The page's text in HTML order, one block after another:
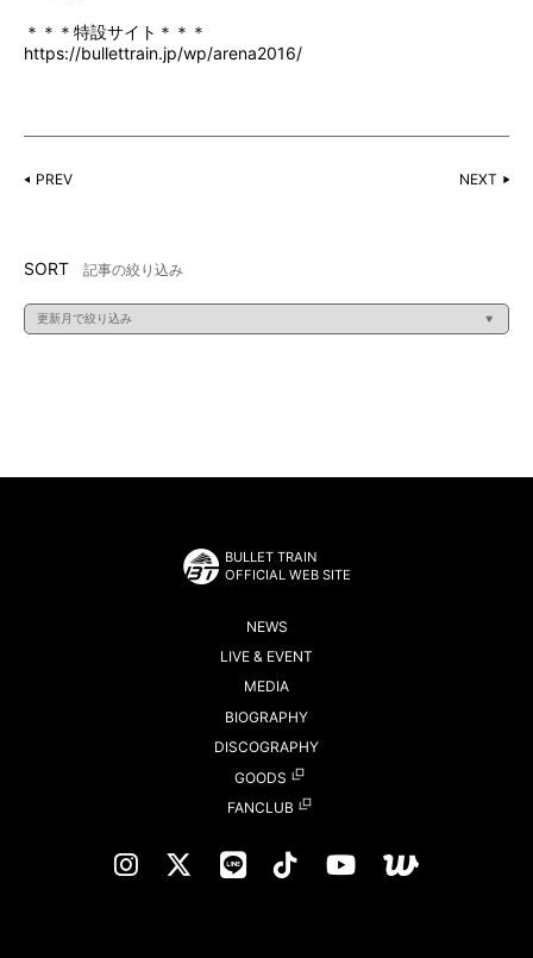
＊＊＊特設サイト＊＊＊
https://bullettrain.jp/wp/arena2016/
PREV NEXT
SORT 記事の絞り込み
BULLET TRAIN
OFFICIAL WEB SITE
NEWS
LIVE & EVENT
MEDIA
BIOGRAPHY
DISCOGRAPHY
GOODS
FANCLUB